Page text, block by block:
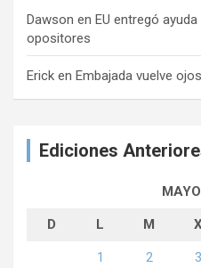
Dawson en EU entregó
opositores
Erick en Embajada vuelve
Ediciones
D L M X
1 2 3